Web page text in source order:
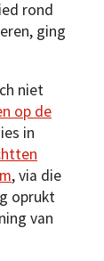
rond
ging
niet
op de
in
, via die
oprukt
van